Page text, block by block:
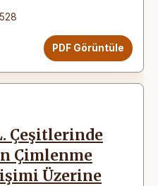
PDF Görüntüle
Çeşitlerinde
Çimlenme
Üzerine